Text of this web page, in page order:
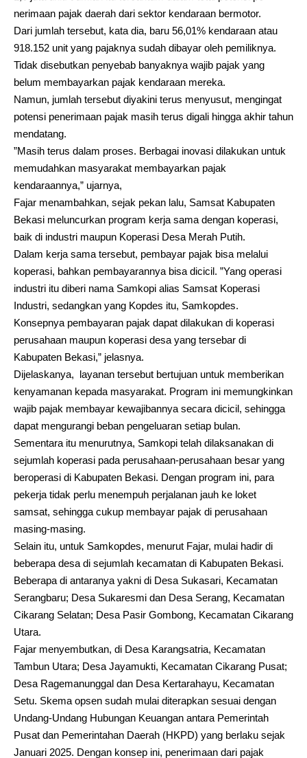
nerimaan pajak daerah dari sektor kendaraan bermotor.
Dari jumlah tersebut, kata dia, baru 56,01% kendaraan atau
918.152 unit yang pajaknya sudah dibayar oleh pemiliknya.
Tidak disebutkan penyebab banyaknya wajib pajak yang
belum membayarkan pajak kendaraan mereka.
Namun, jumlah tersebut diyakini terus menyusut, mengingat
potensi penerimaan pajak masih terus digali hingga akhir tahun
mendatang.
”Masih terus dalam proses. Berbagai inovasi dilakukan untuk
memudahkan masyarakat membayarkan pajak
kendaraannya,” ujarnya,
Fajar menambahkan, sejak pekan lalu, Samsat Kabupaten
Bekasi meluncurkan program kerja sama dengan koperasi,
baik di industri maupun Koperasi Desa Merah Putih.
Dalam kerja sama tersebut, pembayar pajak bisa melalui
koperasi, bahkan pembayarannya bisa dicicil. ”Yang operasi
industri itu diberi nama Samkopi alias Samsat Koperasi
Industri, sedangkan yang Kopdes itu, Samkopdes.
Konsepnya pembayaran pajak dapat dilakukan di koperasi
perusahaan maupun koperasi desa yang tersebar di
Kabupaten Bekasi,” jelasnya.
Dijelaskanya, layanan tersebut bertujuan untuk memberikan
kenyamanan kepada masyarakat. Program ini memungkinkan
wajib pajak membayar kewajibannya secara dicicil, sehingga
dapat mengurangi beban pengeluaran setiap bulan.
Sementara itu menurutnya, Samkopi telah dilaksanakan di
sejumlah koperasi pada perusahaan-perusahaan besar yang
ber­operasi di Kabupaten Bekasi. Dengan program ini, para
pekerja tidak perlu menempuh perjalanan jauh ke loket
samsat, sehingga cukup membayar pajak di perusahaan
masing-masing.
Selain itu, untuk Samkopdes, menurut Fajar, mulai hadir di
beberapa desa di sejumlah kecamatan di Kabupaten Bekasi.
Beberapa di antaranya yakni di Desa Sukasari, Kecamatan
Serangbaru; Desa Sukaresmi dan Desa Serang, Kecamatan
Cikarang Selatan; Desa Pasir Gombong, Kecamatan Cikarang
Utara.
Fajar menyembutkan, di Desa Karang­satria, Kecamatan
Tambun Utara; Desa Jayamukti, Kecamatan Cikarang Pusat;
Desa Ragemanunggal dan Desa Kertarahayu, Kecamatan
Setu. Skema opsen sudah mulai diterapkan sesuai dengan
Undang-Undang Hubungan Keuangan antara Pemerintah
Pusat dan Pemerintahan Daerah (HKPD) yang berlaku sejak
Januari 2025. Dengan konsep ini, penerimaan dari pajak